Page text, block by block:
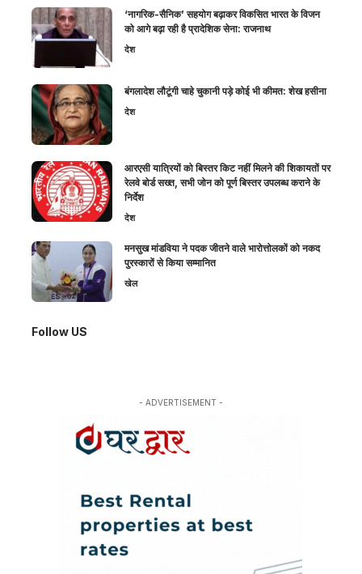
‘नागरिक-सैनिक’ सहयोग बढ़ाकर विकसित भारत के विजन
को आगे बढ़ा रही है प्रादेशिक सेना: राजनाथ
देश
बंगलादेश लौटूंगी चाहे चुकानी पड़े कोई भी कीमत: शेख हसीना
देश
आरएसी यात्रियों को बिस्तर किट नहीं मिलने की शिकायतों पर
रेलवे बोर्ड सख्त, सभी जोन को पूर्ण बिस्तर उपलब्ध कराने के
निर्देश
देश
मनसुख मांडविया ने पदक जीतने वाले भारोत्तोलकों को नकद
पुरस्कारों से किया सम्मानित
खेल
Follow US
- ADVERTISEMENT -